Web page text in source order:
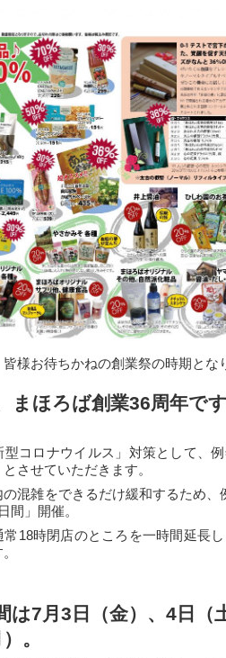
皆様お待ちかねの創業祭の時期とな
まほろば創業36周年で
型コロナウイルス」対策として、
させていただきます。
の混雑をできるだけ緩和するため
間」開催。
常18時閉店のところを一時間延長
は7月3日（金）、4日（
。